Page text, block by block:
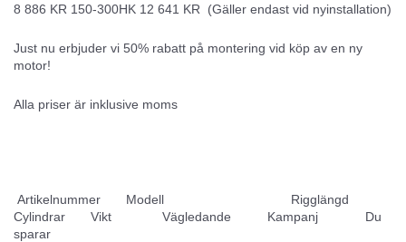
8 886 KR 150-300HK 12 641 KR (Gäller endast vid nyinstallation)
Just nu erbjuder vi 50% rabatt på montering vid köp av en ny
motor!
Alla priser är inklusive moms
Artikelnummer Modell Rigglängd
Cylindrar Vikt Vägledande Kampanj Du
sparar